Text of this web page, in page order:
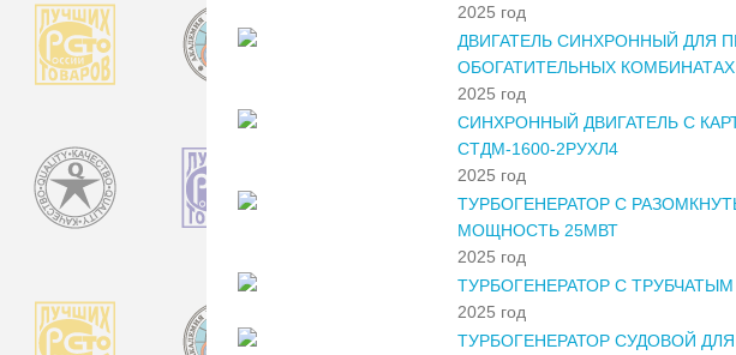
2025 год
ДВИГАТЕЛЬ СИНХРОННЫЙ ДЛЯ
ОБОГАТИТЕЛЬНЫХ КОМБИНАТАХ
2025 год
СИНХРОННЫЙ ДВИГАТЕЛЬ С
СТДМ-1600-2РУХЛ4
2025 год
ТУРБОГЕНЕРАТОР С
МОЩНОСТЬ 25МВТ
2025 год
ТУРБОГЕНЕРАТОР С
2025 год
ТУРБОГЕНЕРАТОР СУДОВОЙ